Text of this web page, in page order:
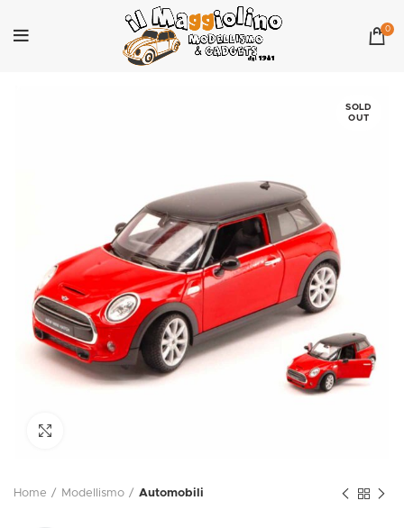
0
SOLD
OUT
Home Modellismo Automobili